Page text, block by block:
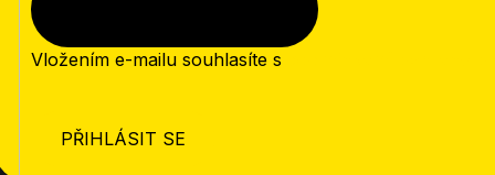
Vložením e-mailu souhlasíte s
PŘIHLÁSIT SE